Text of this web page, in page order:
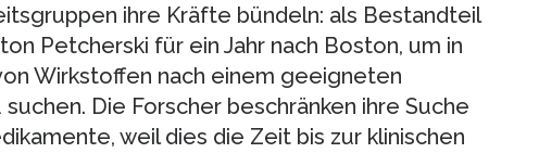
ihre Kräfte bündeln: als Bestandteil
Petcherski für ein Jahr nach Boston, um in
Wirkstoffen nach einem geeigneten
Die Forscher beschränken ihre Suche
weil dies die Zeit bis zur klinischen